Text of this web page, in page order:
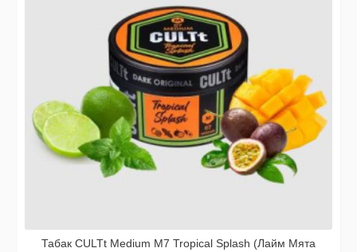
Табак CULTt Medium M7 Tropical Splash (Лайм Мята